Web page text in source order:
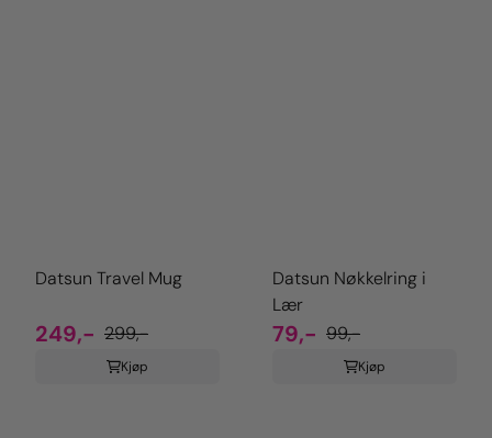
Datsun Travel Mug
249,- 299,-
Kjøp
Datsun Nøkkelring i
Lær
79,- 99,-
Kjøp